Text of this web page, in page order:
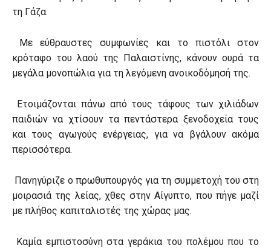
τη Γάζα.
Με εύθραυστες συμφωνίες και το πιστόλι στον
κρόταφο του λαού της Παλαιστίνης, κάνουν ουρά τα
μεγάλα μονοπώλια για τη λεγόμενη ανοικοδόμησή της.
Ετοιμάζονται πάνω από τους τάφους των χιλιάδων
παιδιών να χτίσουν τα πεντάστερα ξενοδοχεία τους
και τους αγωγούς ενέργειας, για να βγάλουν ακόμα
περισσότερα.
Πανηγύριζε ο πρωθυπουργός για τη συμμετοχή του στη
μοιρασιά της λείας, χθες στην Αίγυπτο, που πήγε μαζί
με πλήθος καπιταλιστές της χώρας μας.
Καμία εμπιστοσύνη στα γεράκια του πολέμου που το